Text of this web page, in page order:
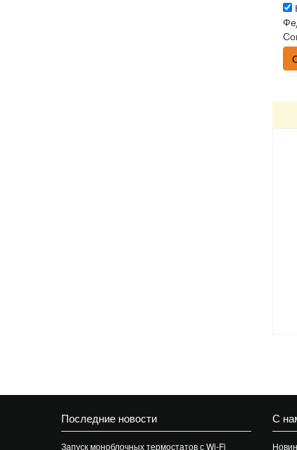
Последние новости
Запуск моноблочных термостатов с Wi-Fi
С